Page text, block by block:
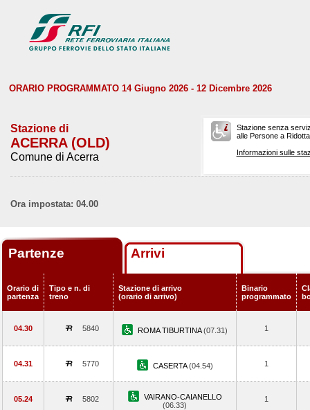
ORARIO PROGRAMMATO 14 Giugno 2026 - 12 Dicembre 2026
Stazione di
ACERRA (OLD)
Comune di Acerra
Stazione senza
alle Persone a
Informazioni sulle
Ora impostata: 04.00
Partenze Arrivi
Orario di
partenza
Tipo e n. di
treno
Stazione di arrivo
(orario di arrivo)
Binario
programmato
04.30 5840 ROMA TIBURTINA(07.31) 1
04.31 5770 CASERTA(04.54) 1
05.24 5802
VAIRANO-CAIANELLO
(06.33)
1